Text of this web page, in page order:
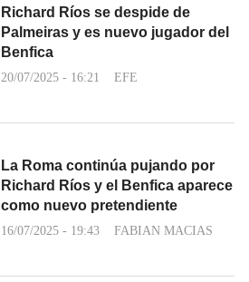
Richard Ríos se despide de
Palmeiras y es nuevo jugador del
Benfica
20/07/2025 - 16:21 EFE
La Roma continúa pujando por
Richard Ríos y el Benfica aparece
como nuevo pretendiente
16/07/2025 - 19:43 FABIAN MACIAS